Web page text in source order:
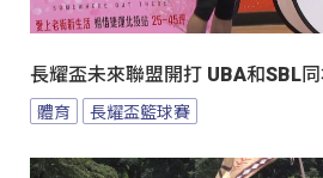
長耀盃未來聯盟開打 UBA和SBL
體育 長耀盃籃球賽